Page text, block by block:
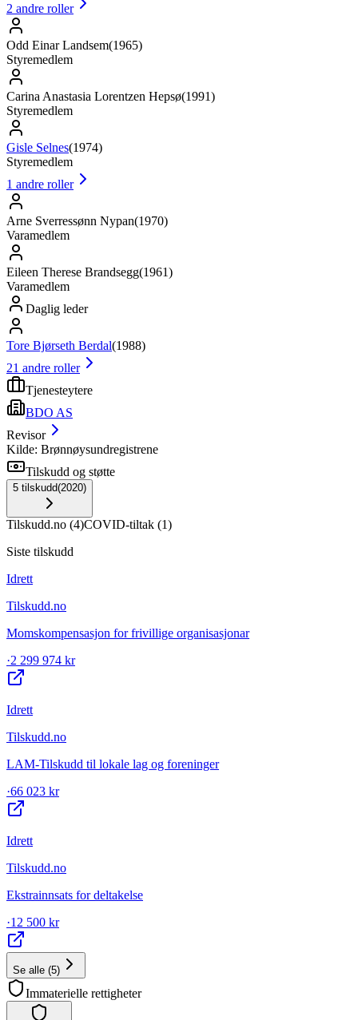
2 andre roller
Odd Einar Landsem(1965)
Styremedlem
Carina Anastasia Lorentzen Hepsø(1991)
Styremedlem
Gisle Selnes(1974)
Styremedlem
1 andre roller
Arne Sverressønn Nypan(1970)
Varamedlem
Eileen Therese Brandsegg(1961)
Varamedlem
Daglig leder
Tore Bjørseth Berdal(1988)
21 andre roller
Tjenesteytere
BDO AS
Revisor
Kilde: Brønnøysundregistrene
Tilskudd og støtte
5 tilskudd(2020)
Tilskudd.no (4)COVID-tiltak (1)
Siste tilskudd
Idrett
Tilskudd.no
Momskompensasjon for frivillige organisasjonar
·2 299 974 kr
Idrett
Tilskudd.no
LAM-Tilskudd til lokale lag og foreninger
·66 023 kr
Idrett
Tilskudd.no
Ekstrainnsats for deltakelse
·12 500 kr
Se alle (5)
Immaterielle rettigheter